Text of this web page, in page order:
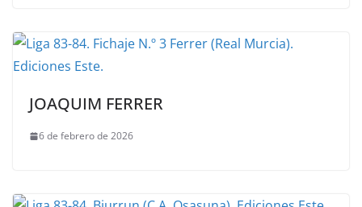
JOAQUIM FERRER
6 de febrero de 2026